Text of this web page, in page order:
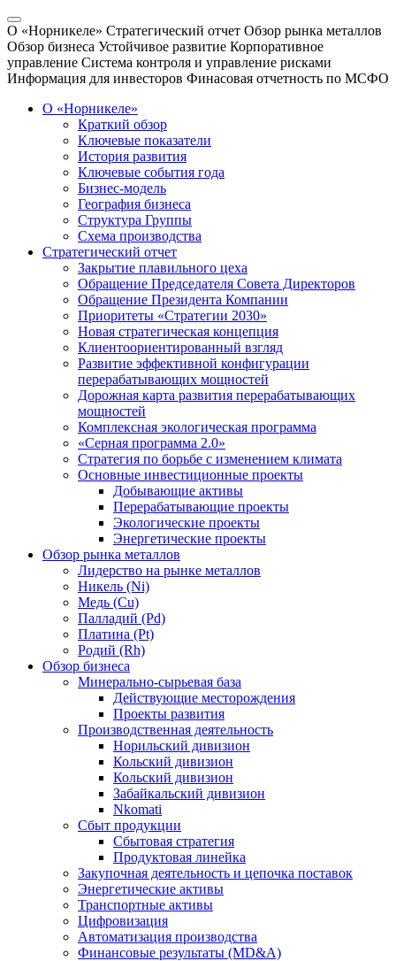
О «Норникеле» Стратегический отчет Обзор рынка металлов
Обзор бизнеса Устойчивое развитие Корпоративное
управление Система контроля и управление рисками
Информация для инвесторов Финасовая отчетность по МСФО
О «Норникеле»
Краткий обзор
Ключевые показатели
История развития
Ключевые события года
Бизнес-модель
География бизнеса
Структура Группы
Схема производства
Стратегический отчет
Закрытие плавильного цеха
Обращение Председателя Совета Директоров
Обращение Президента Компании
Приоритеты «Стратегии 2030»
Новая стратегическая концепция
Клиентоориентированный взгляд
Развитие эффективной конфигурации
перерабатывающих мощностей
Дорожная карта развития перерабатывающих
мощностей
Комплексная экологическая программа
«Серная программа 2.0»
Стратегия по борьбе с изменением климата
Основные инвестиционные проекты
Добывающие активы
Перерабатывающие проекты
Экологические проекты
Энергетические проекты
Обзор рынка металлов
Лидерство на рынке металлов
Никель (Ni)
Медь (Cu)
Палладий (Pd)
Платина (Pt)
Родий (Rh)
Обзор бизнеса
Минерально-сырьевая база
Действующие месторождения
Проекты развития
Производственная деятельность
Норильский дивизион
Кольский дивизион
Кольский дивизион
Забайкальский дивизион
Nkomati
Сбыт продукции
Сбытовая стратегия
Продуктовая линейка
Закупочная деятельность и цепочка поставок
Энергетические активы
Транспортные активы
Цифровизация
Автоматизация производства
Финансовые результаты (MD&A)